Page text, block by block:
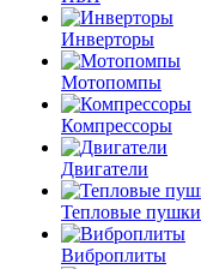
Инверторы
Мотопомпы
Компрессоры
Двигатели
Тепловые пушки
Виброплиты